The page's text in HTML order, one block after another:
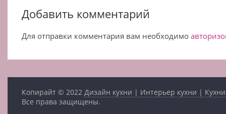
Добавить комментарий
Для отправки комментария вам необходимо
Копирайт © 2022Дизайн кухни | Интерьер кухни |
Все права защищены.